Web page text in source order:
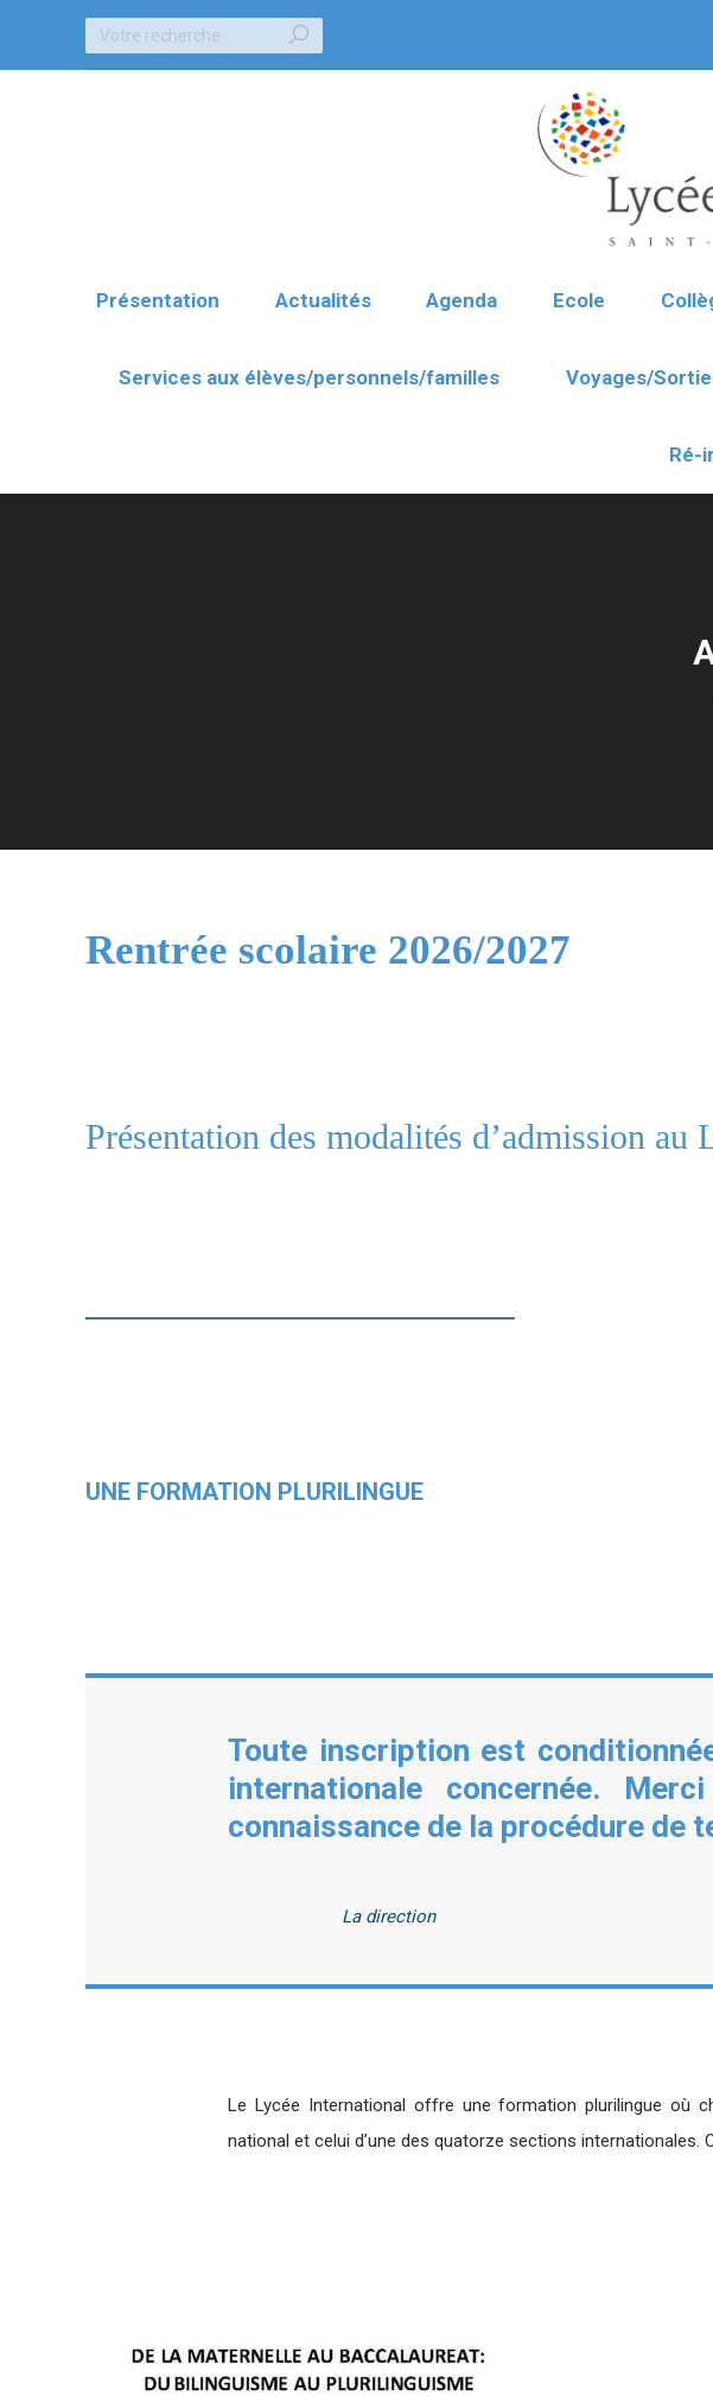
Recherche
:
Présentation Actualités Agenda Ecole
Services aux élèves/personnels/familles Voyages/
Ré-
Rentrée scolaire 2026/2027
Présentation des modalités d’admission au
UNE FORMATION PLURILINGUE
Toute inscription est
internationale concernée.
connaissance de la procédure de
La direction
Le Lycée International offre une formation plurilingue où
national et celui d’une des quatorze sections internationales.
Présentation Actualités
Voyages/Sorties
Ré-